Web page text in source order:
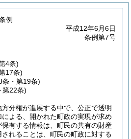
例
平成12年6月6日
条例第7号
4条)
17条)
条・第19条)
第22条)
分権が進展する中で、公正で透明
よる、開かれた町政の実現が求め
有する情報は、町民の共有の財産
れることは、町民の町政に対する